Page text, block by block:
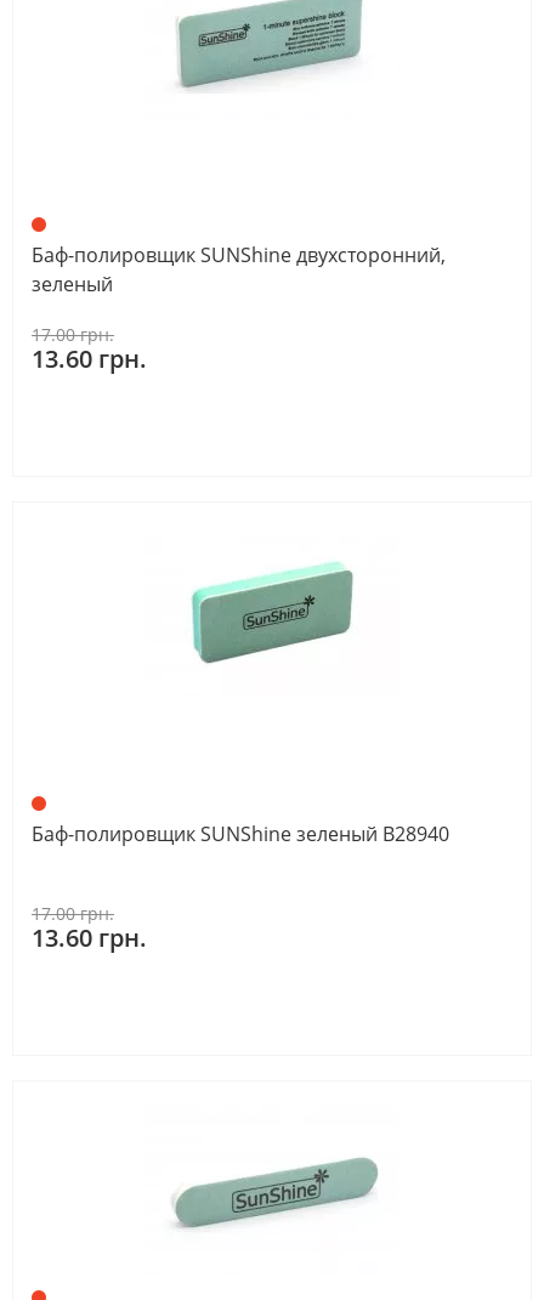
Баф-полировщик SUNShine двухсторонний,
зеленый
17.00 грн.
13.60 грн.
Баф-полировщик SUNShine зеленый В28940
17.00 грн.
13.60 грн.